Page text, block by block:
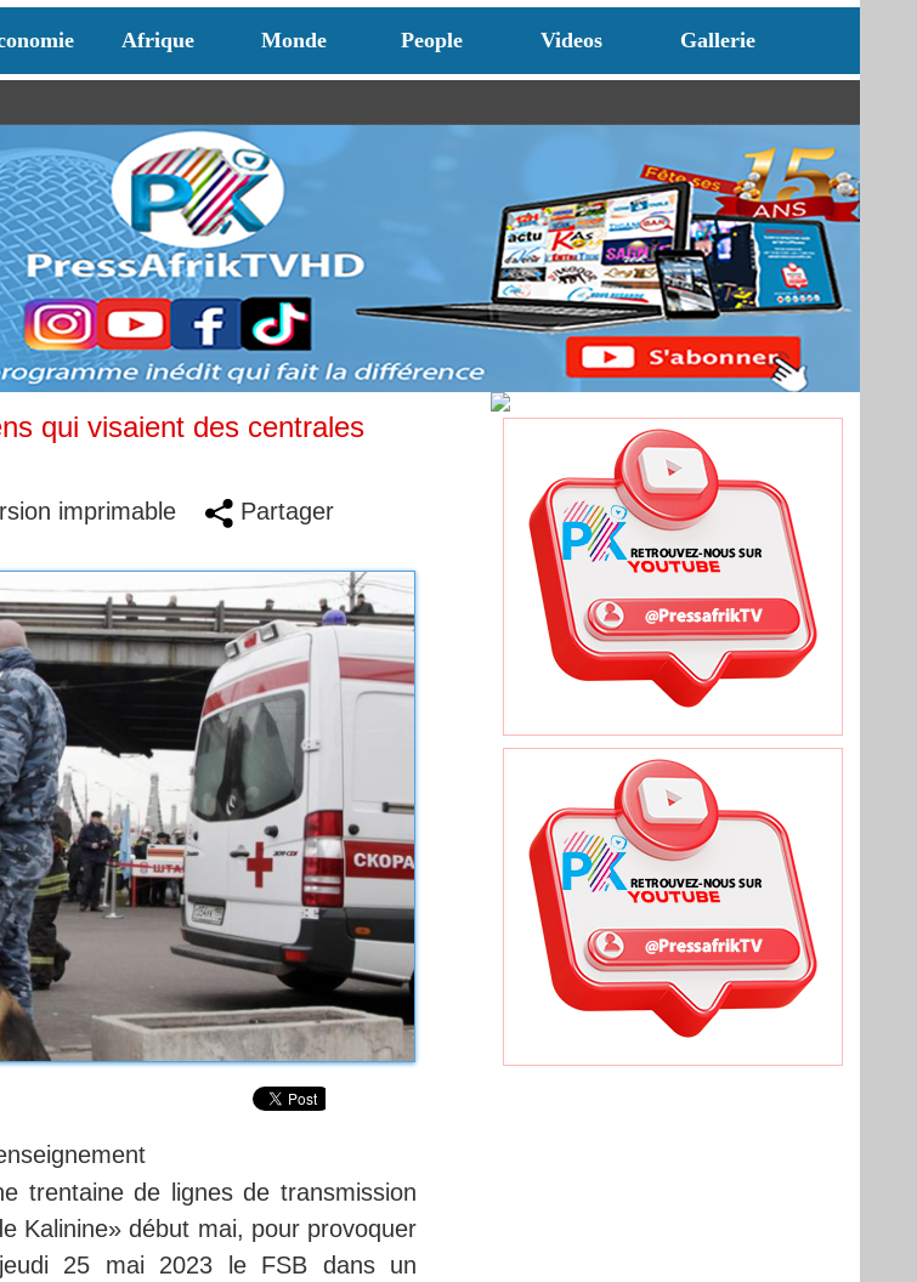
Afrique Monde People Videos Gallerie
qui visaient des centrales
imprimable Partager
trentaine de lignes de transmission
Kalinine» début mai, pour provoquer
25 mai 2023 le FSB dans un